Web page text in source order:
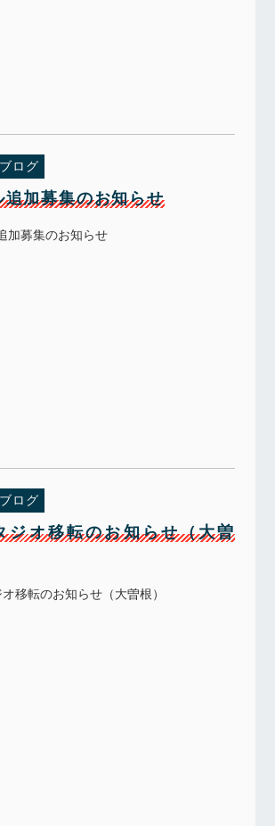
ブログ
追加募集のお知らせ
ブログ
ジオ移転のお知らせ（大曽